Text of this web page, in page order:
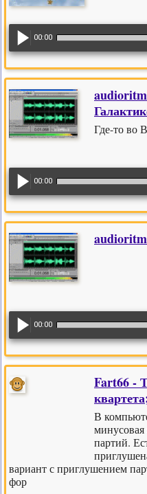
00:00
Где-то во
00:00
00:00
Fart66 -
В
партий.
вариант с приглушением
фор